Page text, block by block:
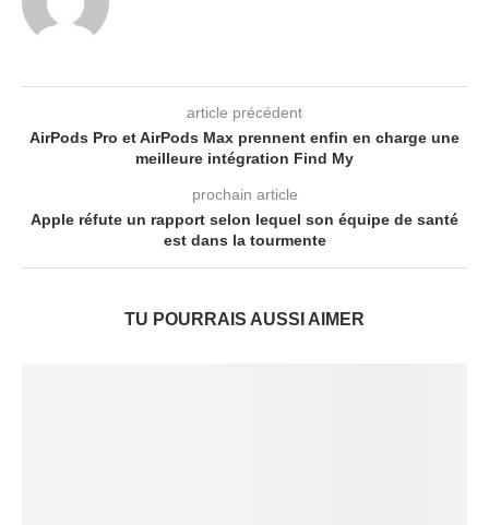
article précédent
AirPods Pro et AirPods Max prennent enfin en charge une
meilleure intégration Find My
prochain article
Apple réfute un rapport selon lequel son équipe de santé
est dans la tourmente
TU POURRAIS AUSSI AIMER